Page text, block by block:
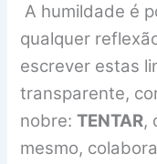
A humildade é
qualquer
escrever estas
transparente,
nobre:TENTAR,
mesmo,